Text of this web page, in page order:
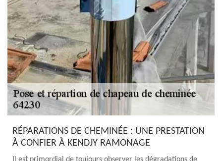
RÉPARATIONS DE CHEMINÉE : UNE PRESTATION
À CONFIER À KENDJY RAMONAGE